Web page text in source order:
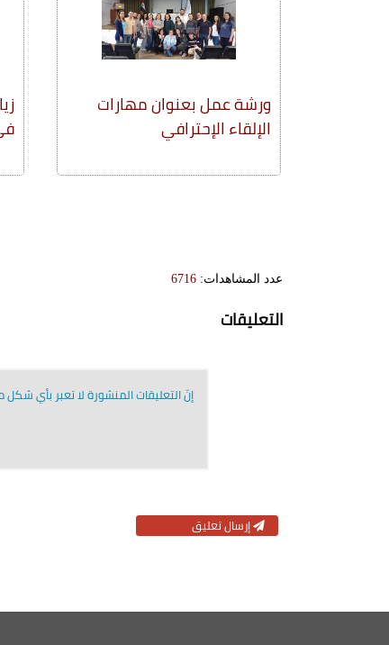
ورشة عمل بعنوان مهارات
الإلقاء الإحترافي
عدد المشاهدات: 6716
التعليقات
إنّ التعليقات المنشورة لا تعبر بأي
إرسال تعليق